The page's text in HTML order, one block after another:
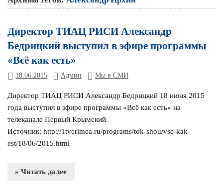
Директор ТИАЦ РИСИ Александр
Бедрицкий выступил в эфире программы
«Всё как есть»
18.06.2015 Админ Мы в СМИ
Директор ТИАЦ РИСИ Александр Бедрицкий 18 июня 2015
года выступил в эфире программы «Всё как есть» на
телеканале Первый Крымский.
Источник: http://1tvcrimea.ru/programs/tok-shou/vse-kak-
est/18/06/2015.html
» Читать далее